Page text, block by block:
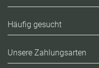
Häufig gesucht
Unsere Zahlungsarten